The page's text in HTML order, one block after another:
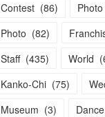
Contest (86)
Photo (82)
Staff (435) World (
Kanko-Chi (75)
Museum (3) Dance